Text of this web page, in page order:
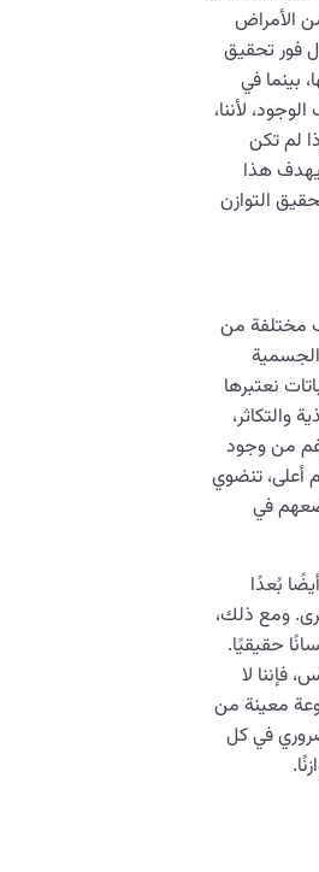
الأمراض
فور تحقيق
بينما في
لأننا،
لم تكن
هذا
التوازن
مختلفة من
الجسمية
نعتبرها
والتكاثر،
من وجود
أعلى، تنضوي
في
بُعدًا
ومع ذلك،
حقيقيًا.
فإننا لا
معينة من
في كل